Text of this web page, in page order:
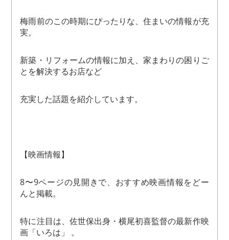
梅雨前のこの時期にぴったりな、住まいの情報が充
実。
新築・リフォームの情報に加え、家まわりの困りご
とを解決するお店など
充実した話題を紹介しています。
【映画情報】
8〜9ページの見開きで、おすすめ映画情報をどー
んと掲載。
特に注目は、佐世保出身・横尾初喜監督の最新作映
画「いろは」 。